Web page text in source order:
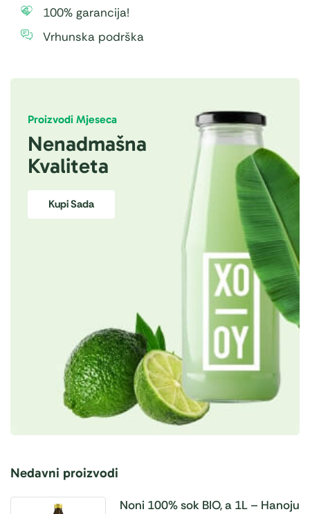
100% garancija!
Vrhunska podrška
Proizvodi Mjeseca
Nenadmašna
Kvaliteta
Kupi Sada
Nedavni proizvodi
Noni 100% sok BIO, a 1L – Hanoju